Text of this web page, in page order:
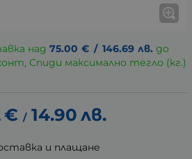
над 75.00 € / 146.69 лв. до
Спиди максимално тегло (кг.)
€ / 14.90 лв.
и плащане